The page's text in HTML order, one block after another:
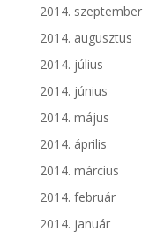
2014. szeptember
2014. augusztus
2014. július
2014. június
2014. május
2014. április
2014. március
2014. február
2014. január